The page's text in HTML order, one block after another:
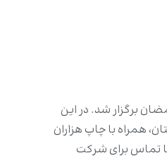
برگزار شد. در این
همراه با چاپ هزاران
تماس براى شرکت